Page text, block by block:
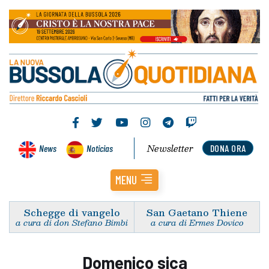
News Noticias DONA ORA
Newsletter
MENU
Schegge di vangelo
a cura di don Stefano Bimbi
San Gaetano Thiene
a cura di Ermes Dovico
Domenico sica